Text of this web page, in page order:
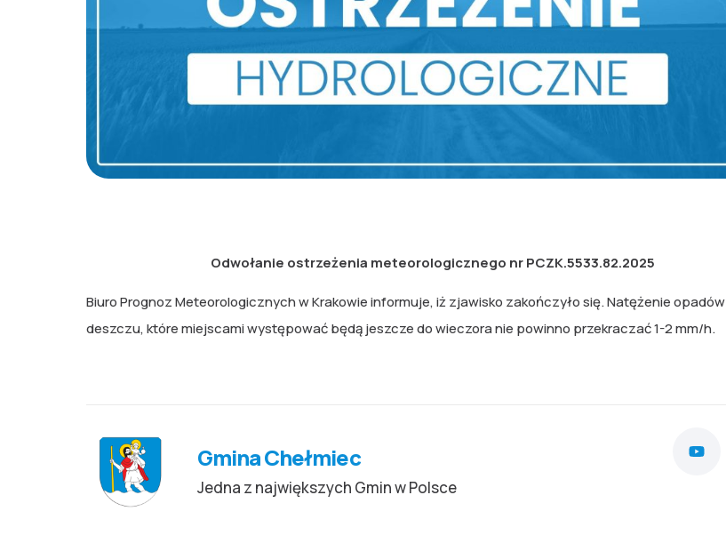
Odwołanie ostrzeżenia meteorologicznego nr PCZK.5533.82.2025
Biuro Prognoz Meteorologicznych w Krakowie informuje, iż zjawisko zakończyło się. Natężenie opadów
deszczu, które miejscami występować będą jeszcze do wieczora nie powinno przekraczać 1-2 mm/h.
Gmina Chełmiec
Jedna z największych Gmin w Polsce